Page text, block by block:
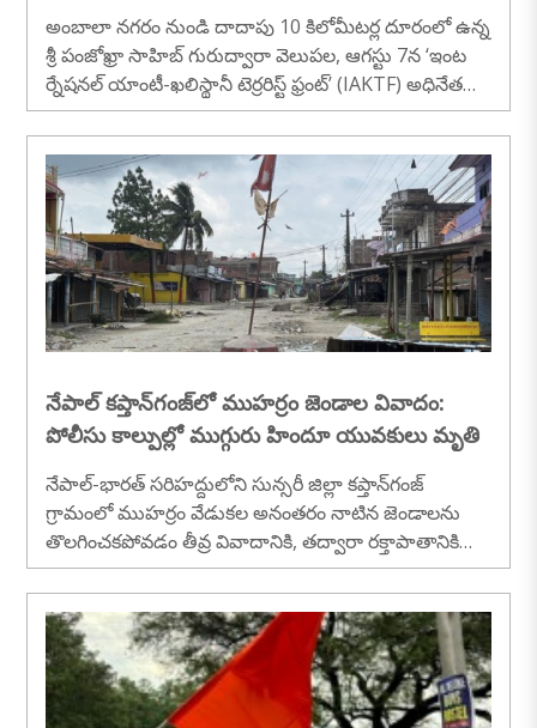
అంబాలా నగరం నుండి దాదాపు 10 కిలోమీటర్ల దూరంలో ఉన్న
శ్రీ పంజోఖ్రా సాహిబ్ గురుద్వారా వెలుపల, ఆగస్టు 7న ‘ఇంట
ర్నేషనల్ యాంటీ-ఖలిస్థానీ టెర్రరిస్ట్ ఫ్రంట్’ (IAKTF) అధినేత
గుర్సిమ్రన్ సింగ్ మాండ్ పై ఒక గుంపు దాడి చేసినట్లు
పోలీసులు తెలిపారు...
నేపాల్ కప్తాన్‌గంజ్‌లో ముహర్రం జెండాల వివాదం:
పోలీసు కాల్పుల్లో ముగ్గురు హిందూ యువకులు మృతి
నేపాల్-భారత్ సరిహద్దులోని సున్సరీ జిల్లా కప్తాన్‌గంజ్
గ్రామంలో ముహర్రం వేడుకల అనంతరం నాటిన జెండాలను
తొలగించకపోవడం తీవ్ర వివాదానికి, తద్వారా రక్తాపాతానికి
దారితీసింది. స్థానిక శివాలయ ప్రాంగణంలో ముస్లిం వర్గం నాటిన
జెండాలను వేడుకలు ముగిసినా పీకేయకపోవడమే ఈ ఘర్షణల
కు ప్రధాన మూలకారణంగా మారింది. ఈ వివాదం ముదిరి
చోటుచేసుకున్న ఘర్షణలు, పోలీసు కాల్పుల్లో ముగ్గురు హిందూ
యువకులు ప్రాణాలు కోల్పోగా, పలువురు తీవ్రంగా గాయప
డ్డారు...